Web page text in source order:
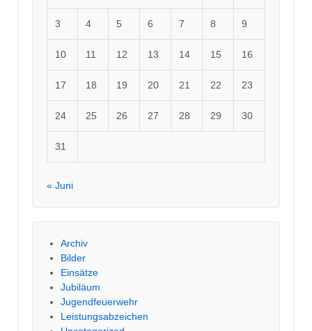
3 4 5 6 7 8 9
10 11 12 13 14 15 16
17 18 19 20 21 22 23
24 25 26 27 28 29 30
31
« Juni
Archiv
Bilder
Einsätze
Jubiläum
Jugendfeuerwehr
Leistungsabzeichen